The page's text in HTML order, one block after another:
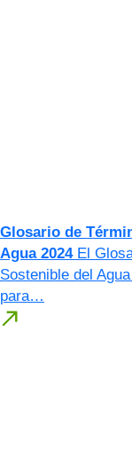
Glosario de
Agua 2024 El
Sostenible del
para…